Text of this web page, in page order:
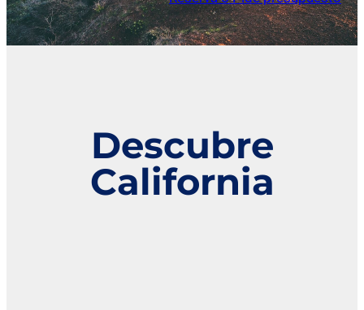
Descubre
California